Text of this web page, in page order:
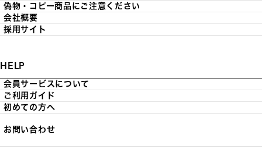
偽物・コピー商品にご注意ください
会社概要
採用サイト
HELP
会員サービスについて
ご利用ガイド
初めての方へ
お問い合わせ